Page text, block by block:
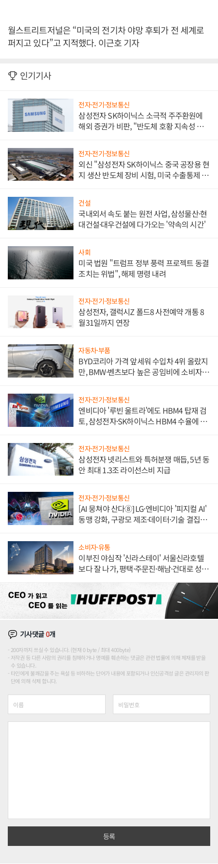
월스트리트저널은 “미국의 전기차 야망 후퇴가 전 세계로
퍼지고 있다”고 지적했다. 이근호 기자
인기기사
전자·전기·정보통신
삼성전자 SK하이닉스 소극적 주주환원에
해외 증권가 비판, "반도체 호황 지속성 의
전자·전기·정보통신
외신 "삼성전자 SK하이닉스 중국 공장용 현
지 생산 반도체 장비 시험, 미국 수출통제 대
건설
국내외서 속도 붙는 원전 사업, 삼성물산·현
대건설·대우건설에 다가오는 '약속의 시간'
사회
미국 법원 "트럼프 정부 풍력 프로젝트 동결
조치는 위법", 해제 명령 내려
전자·전기·정보통신
삼성전자, 갤럭시Z 폴드8 사전예약 개통 8
월31일까지 연장
자동차·부품
BYD코리아 가격 앞세워 수입차 4위 올랐지
만, BMW·벤츠보다 높은 공임비에 소비자
전자·전기·정보통신
엔비디아 '루빈 울트라'에도 HBM4 탑재 검
토, 삼성전자·SK하이닉스 HBM4 수율에 주
전자·전기·정보통신
삼성전자 넷리스트와 특허분쟁 매듭, 5년 동
안 최대 1.3조 라이선스비 지급
전자·전기·정보통신
[AI 뭉쳐야 산다⑧] LG·엔비디아 '피지컬 AI'
동맹 강화, 구광모 제조·데이터·기술 결집
소비자·유통
이부진 야심작 '신라스테이' 서울신라호텔
보다 잘 나가, 평택·주문진·해남·건대로 성
기사댓글0개
200자까지 쓰실 수 있습니다. (현재 0 byte / 최대 400byte)
저작권 등 다른 사람의 권리를 침해하거나 명예를 훼손하는 댓글은 관련 법률에 의해 제재를 받을
수 있습니다.
타인에게 불쾌감을 주는 욕설 등 비하하는 단어가 내용에 포함되거나 인신공격성 글은 관리자의 판
단에 의해 삭제 합니다.